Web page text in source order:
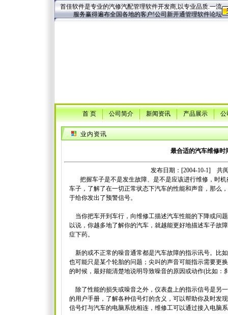
首佳软件是专业的汽修汽配管理软件开发商,以专业品质.一流
服务赢得遍布全国各地的客户!公司新开通管理软件论坛
首 页 公司简介 新闻资讯 产品展示 公
业内资讯
最合适的汽车维修时
发布日期：[2004-10-1] 共
把握车子是不是发生故障、是不是应该进行维修，时机
车子，了解了在一切正常状态下汽车的性能和声音，那么
于给你发出了预警信号。
当你把车开到车行，向维修工描述汽车性能的下降或问
以说，你越多地了解你的汽车，就越能更好地描述车子故
症下药。
新的或不正常的噪音通常都是汽车故障的指示讯号。比
也可能只是某个轮胎的问题；尖叫的声音可能指示需要更
的时候，最好能清楚地说明导致噪音的原因或动作(比如：
除了性能的损失或噪音之外，仪表盘上的指示信号是另
的用户手册，了解各种信号灯的含义，可以帮助你及时发
信号灯与汽车的电脑系统相连，维修工可以通过接入电脑